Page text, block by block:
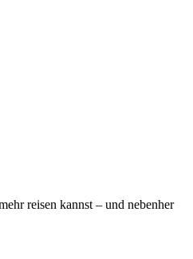
reisen kannst – und nebenher